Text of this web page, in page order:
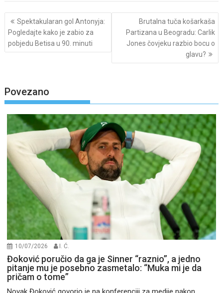
Post
navigation
Spektakularan gol Antonyja:
Pogledajte kako je zabio za
pobjedu Betisa u 90. minuti
Brutalna tuča košarkaša
Partizana u Beogradu: Carlik
Jones čovjeku razbio bocu o
glavu?
Povezano
10/07/2026 I. Ć.
Đoković poručio da ga je Sinner “raznio”, a jedno
pitanje mu je posebno zasmetalo: “Muka mi je da
pričam o tome”